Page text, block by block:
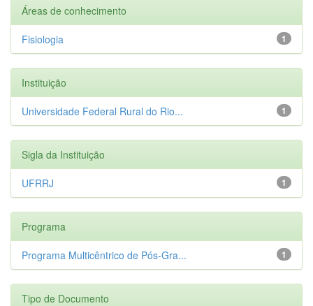
Áreas de conhecimento
1
Fisiologia
Instituição
1
Universidade Federal Rural do Rio...
Sigla da Instituição
1
UFRRJ
Programa
1
Programa Multicêntrico de Pós-Gra...
Tipo de Documento